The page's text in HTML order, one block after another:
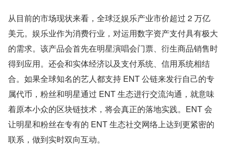
从目前的市场现状来看，全球泛娱乐产业市价超过 2 万亿
美元。娱乐业作为消费行业，对运用数字资产支付具有极大
的需求。该产品会首先在明星演唱会门票、衍生商品销售时
得到应用。还会和实体经济以及支付系统、信用系统相结
合。如果全球知名的艺人都支持 ENT 公链来发行自己的专
属代币，粉丝和明星通过 ENT 生态进行交流沟通，就意味
着原本小众的区块链技术，将会真正的落地实践。ENT 会
让明星和粉丝在专有的 ENT 生态社交网络上达到更紧密的
联系，做到实时双向互动。